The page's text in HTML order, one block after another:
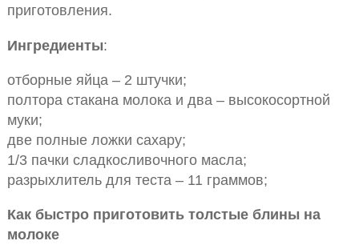
приготовления.
Ингредиенты:
отборные яйца – 2 штучки;
полтора стакана молока и два – высокосортной
муки;
две полные ложки сахару;
1/3 пачки сладкосливочного масла;
разрыхлитель для теста – 11 граммов;
Как быстро приготовить толстые блины на
молоке